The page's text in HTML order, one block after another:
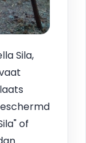
Sila,
of